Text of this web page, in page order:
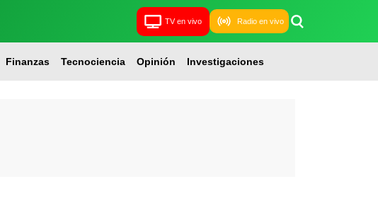
TV en vivo Radio en vivo
Finanzas Tecnociencia Opinión Investigaciones